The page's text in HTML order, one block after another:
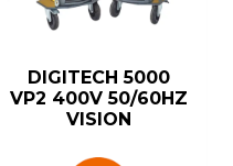
DIGITECH 5000
VP2 400V 50/60HZ
VISION